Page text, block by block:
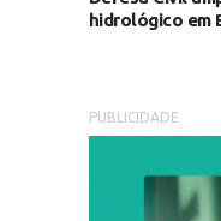
hidrológico em
PUBLICIDADE